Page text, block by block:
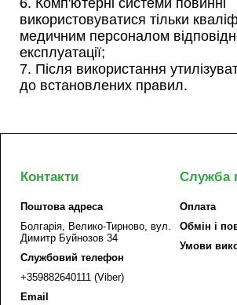
використовуватися тільки
медичним персоналом
експлуатації;
7. Після використання
до встановлених правил.
Контакти
Поштова адреса
Болгарія, Велико-Тирново, вул.
Димитр Буйнозов 34
Службовий телефон
+359882640111 (Viber)
Email
Служба
Оплата
Обмін і
Умови